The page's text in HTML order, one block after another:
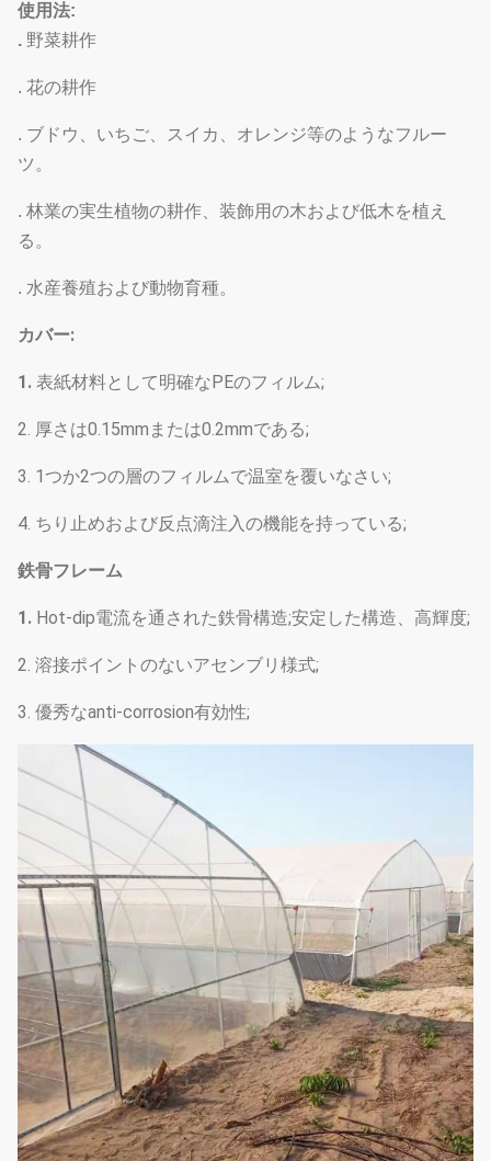
使用法:
. 野菜耕作
. 花の耕作
. ブドウ、いちご、スイカ、オレンジ等のようなフルー
ツ。
. 林業の実生植物の耕作、装飾用の木および低木を植え
る。
. 水産養殖および動物育種。
カバー:
1. 表紙材料として明確なPEのフィルム;
2. 厚さは0.15mmまたは0.2mmである;
3. 1つか2つの層のフィルムで温室を覆いなさい;
4. ちり止めおよび反点滴注入の機能を持っている;
鉄骨フレーム
1. Hot-dip電流を通された鉄骨構造;安定した構造、高輝度;
2. 溶接ポイントのないアセンブリ様式;
3. 優秀なanti-corrosion有効性;